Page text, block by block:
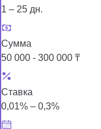
1 – 25 дн.
Сумма
50 000 - 300 000 ₸
Ставка
0,01% – 0,3%